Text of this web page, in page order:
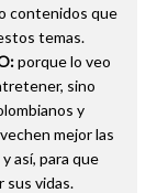
contenidos que
temas.
porque lo veo
sino
y
mejor las
así, para que
sus vidas.